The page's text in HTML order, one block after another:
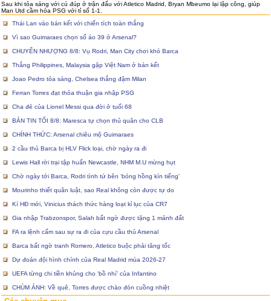
Sau khi tỏa sáng với cú đúp ở trận đấu với Atletico Madrid, Bryan Mbeumo lại lập công, giúp
Man Utd cầm hòa PSG với tỉ số 1-1.
Thái Lan vào bán kết với chiến tích toàn thắng
Vì sao Guimaraes chọn số áo 39 ở Arsenal?
CHUYỂN NHƯỢNG 8/8: Vụ Rodri, Man City chơi khó Barca
Thắng Philippines, Malaysia gặp Việt Nam ở bán kết
Joao Pedro tỏa sáng, Chelsea thắng đậm Milan
Ferran Torres đạt thỏa thuận gia nhập PSG
Cha đẻ của Lionel Messi qua đời ở tuổi 68
BẢN TIN TỐI 8/8: Maresca tự chọn thủ quân cho CLB
CHÍNH THỨC: Arsenal chiêu mộ Guimaraes
2 cầu thủ Barca bị HLV Flick loại, chờ ngày ra đi
Lewis Hall rời trại tập huấn Newcastle, NHM M.U mừng hụt
Chờ ngày tới Barca, Rodri tình tứ bên ‘bóng hồng kín tiếng’
Mourinho thiết quân luật, sao Real không còn được tự do
Kí HĐ mới, Vinicius thách thức hàng loạt kỉ lục của CR7
Gia nhập Trabzonspor, Salah bất ngờ được tặng 1 mảnh đất
FA ra lệnh cấm sau sự ra đi của cựu cầu thủ Arsenal
Barca bất ngờ tranh Romero, Atletico buộc phải tăng tốc
Dự đoán đội hình chính của Real Madrid mùa 2026-27
UEFA từng chi tiền khủng cho ‘bồ nhí’ của Infantino
CHÙM ẢNH: Về quê, Torres được chào đón cuồng nhiệt